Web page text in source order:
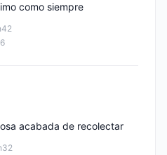
como siempre
acabada de recolectar